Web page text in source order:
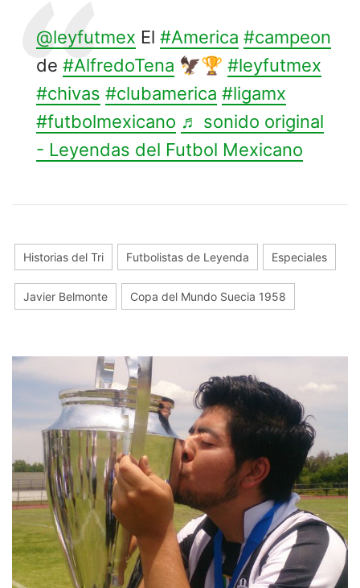
@leyfutmex El #America #campeon
de #AlfredoTena 🦅🏆 #leyfutmex
#chivas #clubamerica #ligamx
#futbolmexicano ♬ sonido original
- Leyendas del Futbol Mexicano
Historias del Tri Futbolistas de Leyenda Especiales
Javier Belmonte Copa del Mundo Suecia 1958